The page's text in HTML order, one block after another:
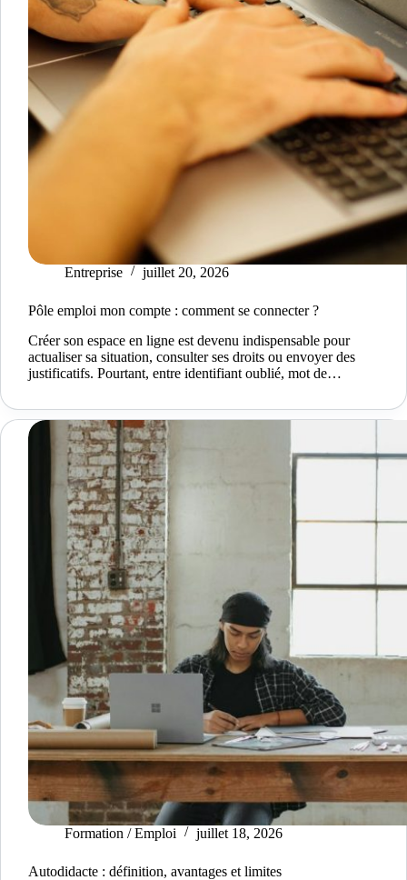
Entreprise juillet 20, 2026
Pôle emploi mon compte : comment se connecter ?
Créer son espace en ligne est devenu indispensable pour
actualiser sa situation, consulter ses droits ou envoyer des
justificatifs. Pourtant, entre identifiant oublié, mot de…
Formation / Emploi juillet 18, 2026
Autodidacte : définition, avantages et limites